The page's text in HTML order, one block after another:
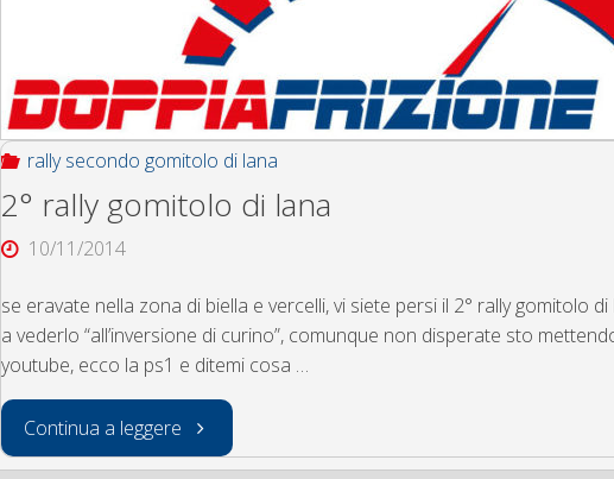
rally"
rally secondo gomitolo di lana
2° rally gomitolo di lana
10/11/2014
se eravate nella zona di biella e vercelli, vi siete persi il 2° rally gomitolo
a vederlo “all’inversione di curino”, comunque non disperate sto
youtube, ecco la ps1 e ditemi cosa …
Continua a leggere"2°